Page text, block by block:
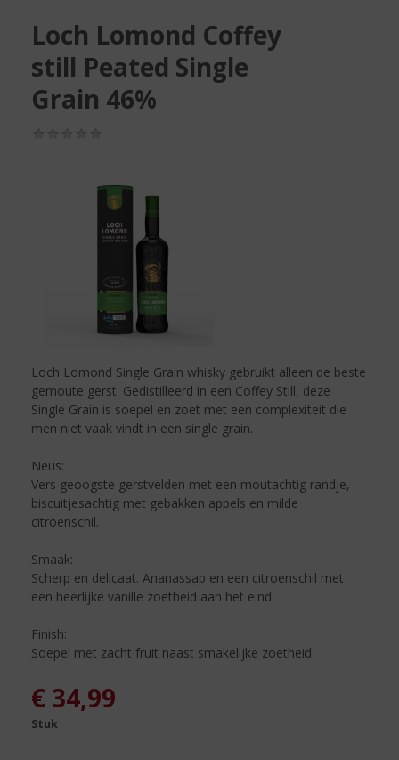
Loch Lomond Coffey
still Peated Single
Grain 46%
Loch Lomond Single Grain whisky gebruikt alleen de beste
gemoute gerst. Gedistilleerd in een Coffey Still, deze
Single Grain is soepel en zoet met een complexiteit die
men niet vaak vindt in een single grain.
Neus:
Vers geoogste gerstvelden met een moutachtig randje,
biscuitjesachtig met gebakken appels en milde
citroenschil.
Smaak:
Scherp en delicaat. Ananassap en een citroenschil met
een heerlijke vanille zoetheid aan het eind.
Finish:
Soepel met zacht fruit naast smakelijke zoetheid.
€ 34,99
Stuk